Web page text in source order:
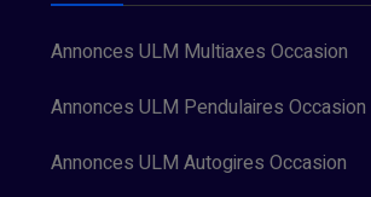
Annonces ULM Multiaxes Occasion
Annonces ULM Pendulaires Occasion
Annonces ULM Autogires Occasion